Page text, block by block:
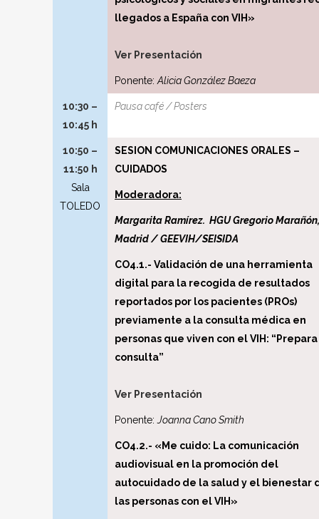
llegados a España con VIH»
Ver Presentación
Ponente: Alicia González Baeza
10:30 –
10:45 h
Pausa café / Posters
10:50 –
11:50 h
Sala
TOLEDO
SESION COMUNICACIONES ORALES –
CUIDADOS
Moderadora:
Margarita Ramírez. HGU Gregorio Marañón,
Madrid / GEEVIH/SEISIDA
CO4.1.- Validación de una herramienta
digital para la recogida de resultados
reportados por los pacientes (PROs)
previamente a la consulta médica en
personas que viven con el VIH:
consulta”
Ver Presentación
Ponente: Joanna Cano Smith
CO4.2.- «Me cuido: La comunicación
audiovisual en la promoción del
autocuidado de la salud y el bienestar
las personas con el VIH»